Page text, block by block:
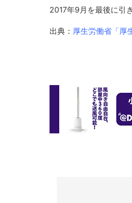
2017年9月を最後に引
出典： 厚生労働省「厚